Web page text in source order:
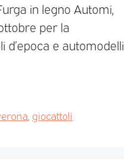
in legno Automi,
per la
e automodelli
giocattoli